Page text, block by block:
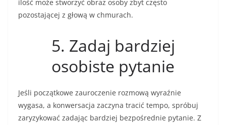
ilość może stworzyć obraz osoby zbyt często
pozostającej z głową w chmurach.
5. Zadaj bardziej
osobiste pytanie
Jeśli początkowe zauroczenie rozmową wyraźnie
wygasa, a konwersacja zaczyna tracić tempo, spróbuj
zaryzykować zadając bardziej bezpośrednie pytanie. Z